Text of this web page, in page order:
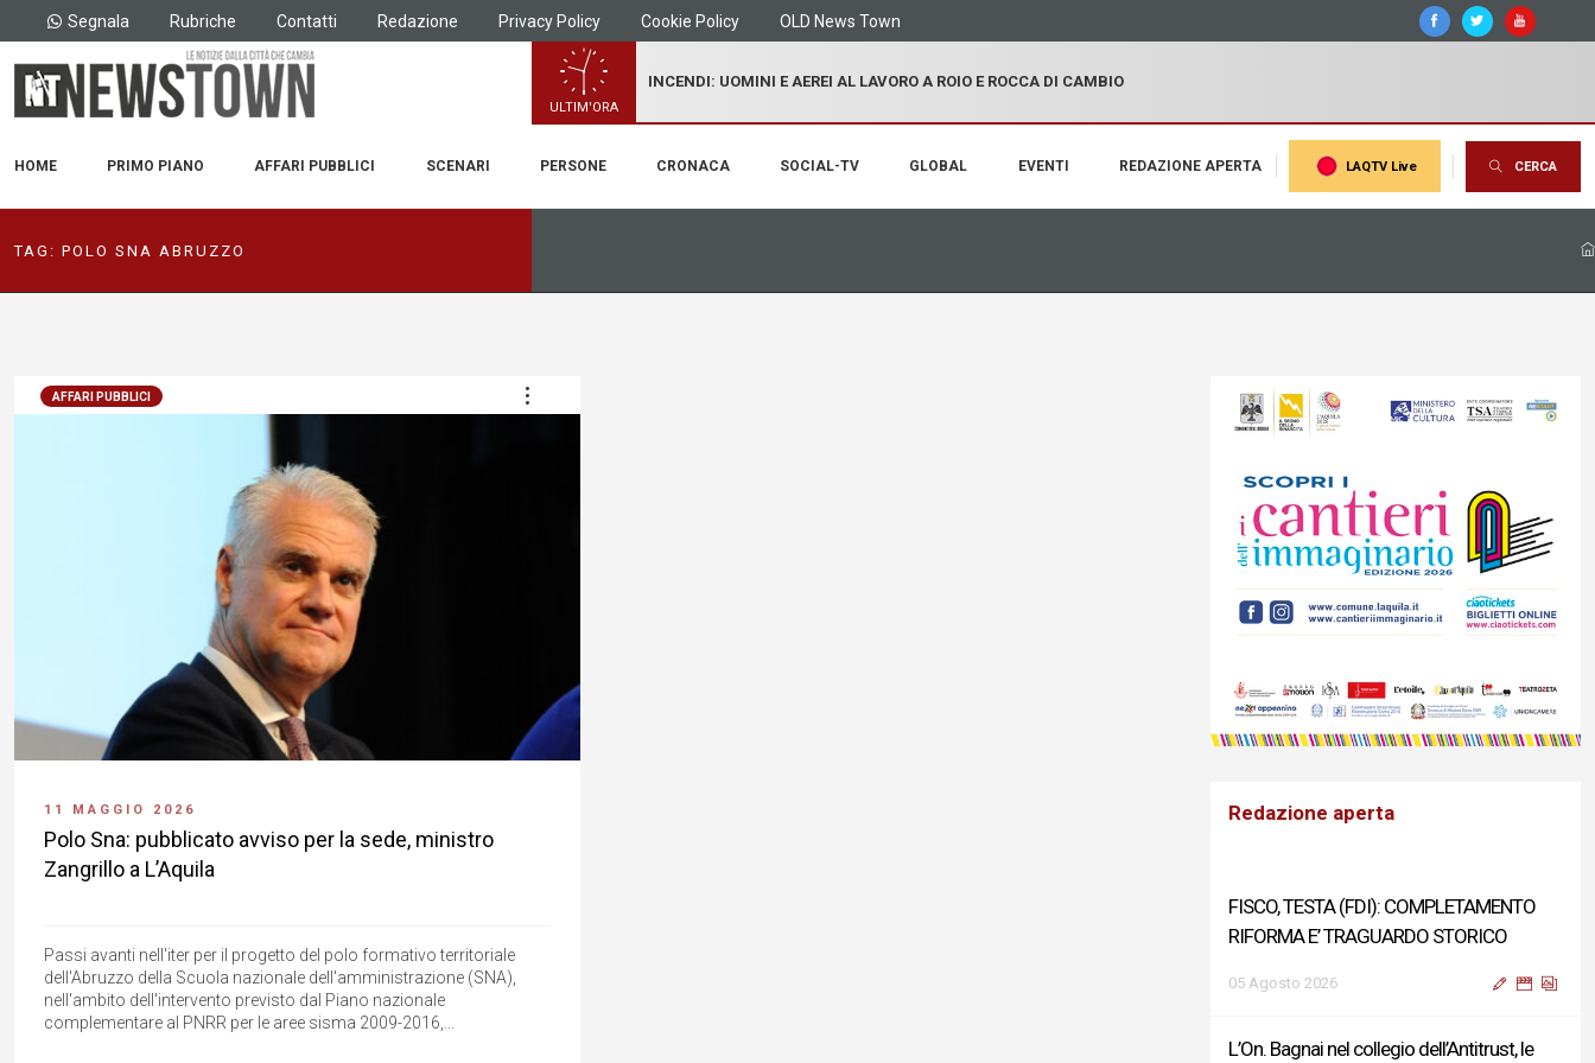
Segnala Rubriche Contatti Redazione Privacy Policy Cookie Policy OLD News Town
ULTIM'ORA
INCENDI: UOMINI E AEREI AL LAVORO A ROIO E ROCCA DI CAMBIO
HOME PRIMO PIANO AFFARI PUBBLICI SCENARI PERSONE CRONACA SOCIAL-TV GLOBAL EVENTI REDAZIONE APERTA LAQTV Live CERCA
TAG: POLO SNA ABRUZZO
AFFARI PUBBLICI
11 MAGGIO 2026
Polo Sna: pubblicato avviso per la sede, ministro
Zangrillo a L’Aquila
Passi avanti nell'iter per il progetto del polo formativo territoriale
dell'Abruzzo della Scuola nazionale dell'amministrazione (SNA),
nell'ambito dell'intervento previsto dal Piano nazionale
complementare al PNRR per le aree sisma 2009-2016,...
Redazione aperta
FISCO, TESTA (FDI): COMPLETAMENTO
RIFORMA E’ TRAGUARDO STORICO
05 Agosto 2026
L’On. Bagnai nel collegio dell’Antitrust, le